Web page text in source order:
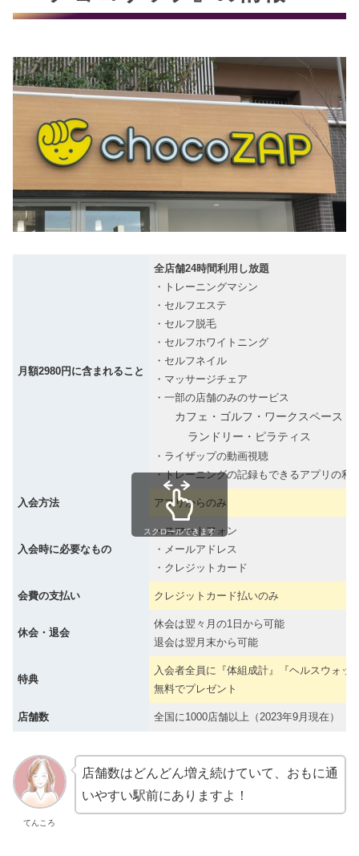
月額2980円に含まれること
全店舗24時間利用し放題
・トレーニングマシン
・セルフエステ
・セルフ脱毛
・セルフホワイトニング
・セルフネイル
・マッサージチェア
・一部の店舗のみのサービス
カフェ・ゴルフ・ワークスペース・
ランドリー・ピラティス
・ライザップの動画視聴
・トレーニングの記録もできるアプリの利
入会方法 アプリからのみ
入会時に必要なもの
・スマートフォン
・メールアドレス
・クレジットカード
会費の支払い クレジットカード払いのみ
休会・退会
休会は翌々月の1日から可能
退会は翌月末から可能
特典
入会者全員に『体組成計』『ヘルスウォッ
無料でプレゼント
店舗数 全国に1000店舗以上（2023年9月現在）
スクロールできます
てんころ
店舗数はどんどん増え続けていて、おもに通
いやすい駅前にありますよ！